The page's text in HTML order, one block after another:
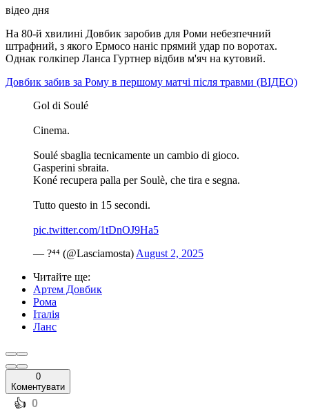
відео дня
На 80-й хвилині Довбик заробив для Роми небезпечний
штрафний, з якого Ермосо наніс прямий удар по воротах.
Однак голкіпер Ланса Гуртнер відбив м'яч на кутовий.
Довбик забив за Рому в першому матчі після травми (ВІДЕО)
Gol di Soulé
Cinema.
Soulé sbaglia tecnicamente un cambio di gioco.
Gasperini sbraita.
Koné recupera palla per Soulè, che tira e segna.
Tutto questo in 15 secondi.
pic.twitter.com/1tDnOJ9Ha5
— ?⁴⁴ (@Lasciamosta)August 2, 2025
Читайте ще:
Артем Довбик
Рома
Італія
Ланс
0
Коментувати
️👍 0